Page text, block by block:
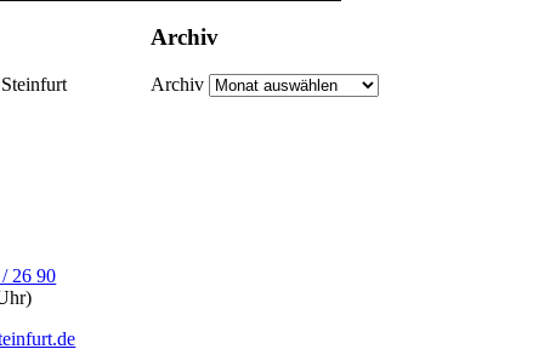
26 90
Archiv
Archiv